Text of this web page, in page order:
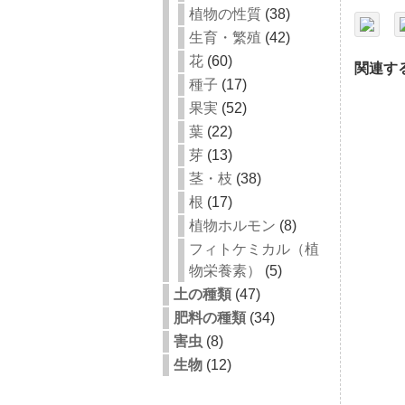
植物の性質 (38)
生育・繁殖 (42)
花 (60)
種子 (17)
果実 (52)
葉 (22)
芽 (13)
茎・枝 (38)
根 (17)
植物ホルモン (8)
フィトケミカル（植
物栄養素）
(5)
土の種類 (47)
肥料の種類 (34)
害虫 (8)
生物 (12)
関連す